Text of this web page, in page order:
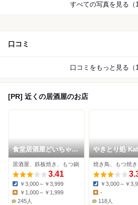
すべての写真を見る（
口コミ
口コミをもっと見る（
[PR] 近くの居酒屋のお店
食堂居酒屋どいちゃん
本店
居酒屋、鉄板焼き、もつ鍋
3.41
Dinner:
￥3,000～￥3,999
￥1,000～￥1,999
245人
やきとり処
祥寺
焼き鳥、もつ焼
Dinner:
￥3,000～￥
-
118人